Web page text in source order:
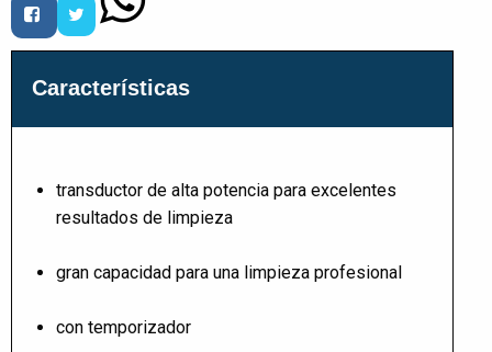
Características
transductor de alta potencia para excelentes
resultados de limpieza
gran capacidad para una limpieza profesional
con temporizador